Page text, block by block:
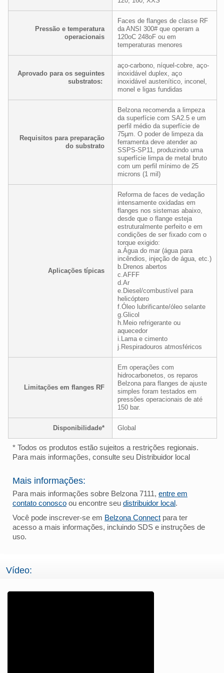
Pressão e temperatura
operacionais
Faces de flanges de classe RF
da ANSI 300# que operam a
120oC 248oF ou em
temperaturas menores
Aprovado para os seguintes
substratos:
aço-carbono, níquel-cobre, aço-
inoxidável duplex, aço
inoxidável austenítico, inconel,
monel e ligas fundidas
Requisitos para preparação
do substrato
Belzona recomenda a limpeza
da superfície com SA2.5 e um
perfil médio da superfície de
75µm. O poder de limpeza da
ferramenta deve atender ao
SSPS-SP11, produzindo uma
superfície limpa de metal bruto
com um perfil mínimo de 25
microns (1 mil)
Aplicações típicas
Reforma de faces de vedação
intensamente oxidadas em
flanges nos sistemas abaixo,
desde que o flange esteja
estruturalmente perfeito e em
condições de ser fixado com o
torque exigido:
a.Água do mar (água para
incêndios, injeção de água, etc.)
b.Drenos abertos
c.AFFF
d.Ar
e.Diesel/combustível para
helicóptero
f.Óleo lubrificante/óleo selante
g.Glicol
h.Meio refrigerante ou
aquecedor
i.Lama e cimento
j.Respiradouros atmosféricos
Limitações em flanges RF
Em operações com
hidrocarbonetos, os reparos
Belzona para flanges de ajuste
simples foram testados em
pressões operacionais de até
150 bar.
Disponibilidade* Global
* Todos os produtos estão sujeitos a restrições regionais.
Para mais informações, consulte seu Distribuidor local
Mais informações:
Para mais informações sobre Belzona 7111, entre em
contato conosco ou encontre seu distribuidor local.
Você pode inscrever-se em Belzona Connect para ter
acesso a mais informações, incluindo SDS e instruções de
uso.
Vídeo: